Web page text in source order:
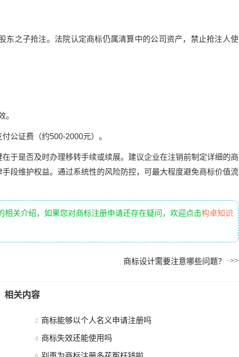
之子抢注。法院认定商标仍属清算中的公司资产，禁止抢注人使
。
公证费（约500-2000元）。
是否及时办理移转手续或续展。建议企业在注销前制定详细的商
段维护权益。通过系统性的风险防控，可最大程度避免商标价值流
相关介绍，如果您对商标注册申请还存在疑问，欢迎点击构卓知识
商标设计需要注意哪些问题？
相关内容
2 商标能够以个人名义申请注册吗
4 商标失效还能使用吗